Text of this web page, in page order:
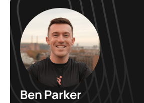
Ben Parker